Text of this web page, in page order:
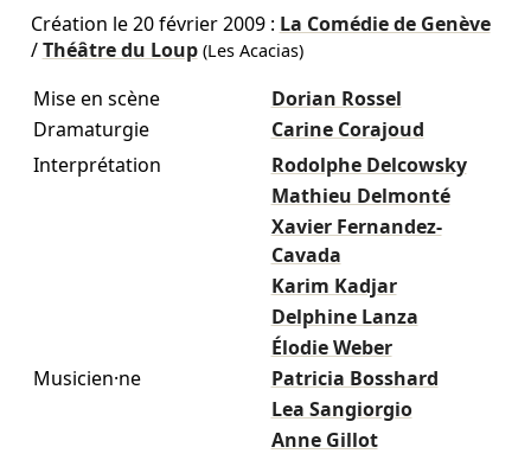
Création le20 février 2009: La Comédie de Genève
/Théâtre du Loup(Les Acacias)
Mise en scène
Dorian Rossel
Dramaturgie
Carine Corajoud
Interprétation
Rodolphe Delcowsky
Mathieu Delmonté
Xavier Fernandez-
Cavada
Karim Kadjar
Delphine Lanza
Élodie Weber
Musicien·ne
Patricia Bosshard
Lea Sangiorgio
Anne Gillot